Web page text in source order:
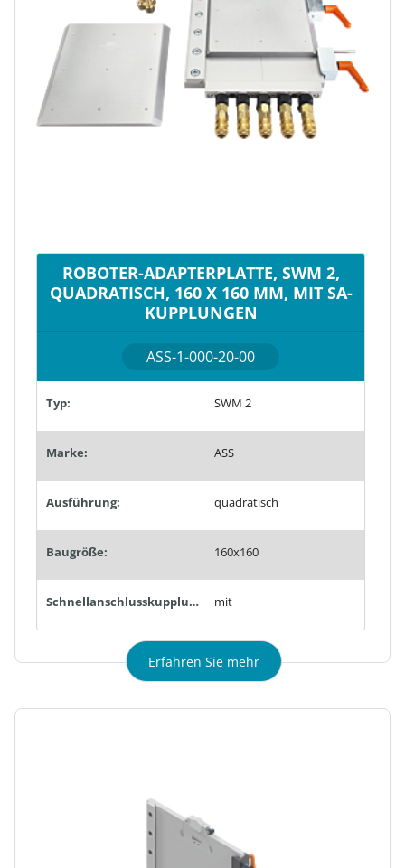
ROBOTER-ADAPTERPLATTE, SWM 2,
QUADRATISCH, 160 X 160 MM, MIT SA-
KUPPLUNGEN
ASS-1-000-20-00
Typ: SWM 2
Marke: ASS
Ausführung: quadratisch
Baugröße: 160x160
Schnellanschlusskupplungen: mit
Erfahren Sie mehr